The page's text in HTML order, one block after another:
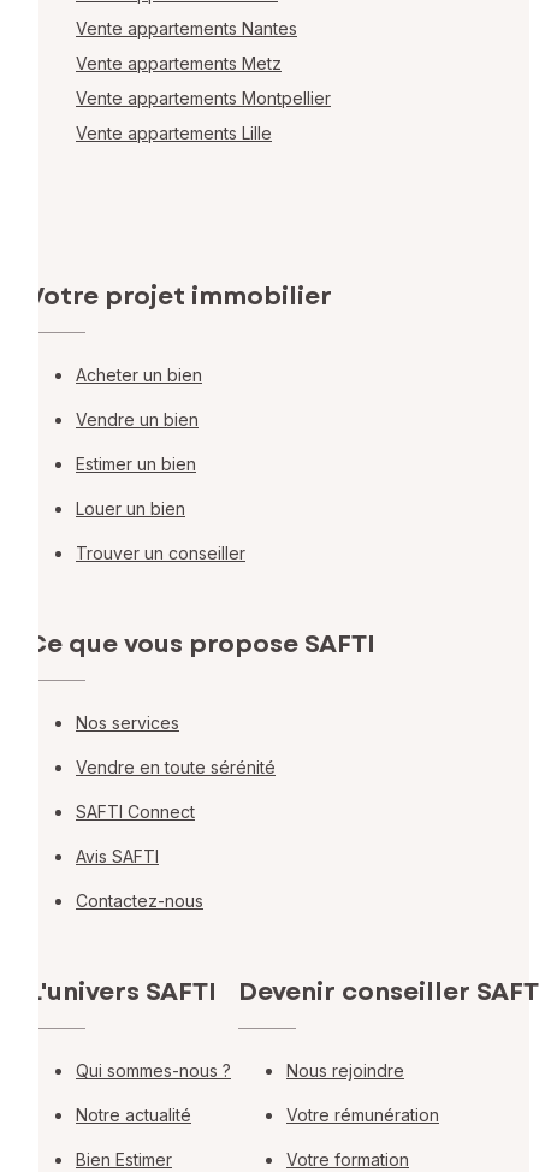
Vente appartements Nantes
Vente appartements Metz
Vente appartements Montpellier
Vente appartements Lille
Votre projet immobilier
Acheter un bien
Vendre un bien
Estimer un bien
Louer un bien
Trouver un conseiller
Ce que vous propose SAFTI
Nos services
Vendre en toute sérénité
SAFTI Connect
Avis SAFTI
Contactez-nous
L'univers SAFTI
Qui sommes-nous ?
Notre actualité
Bien Estimer
Devenir conseiller
Nous rejoindre
Votre rémunération
Votre formation